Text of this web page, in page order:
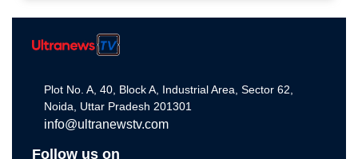
Plot No. A, 40, Block A, Industrial Area, Sector 62,
Noida, Uttar Pradesh 201301
info@ultranewstv.com
Follow us on